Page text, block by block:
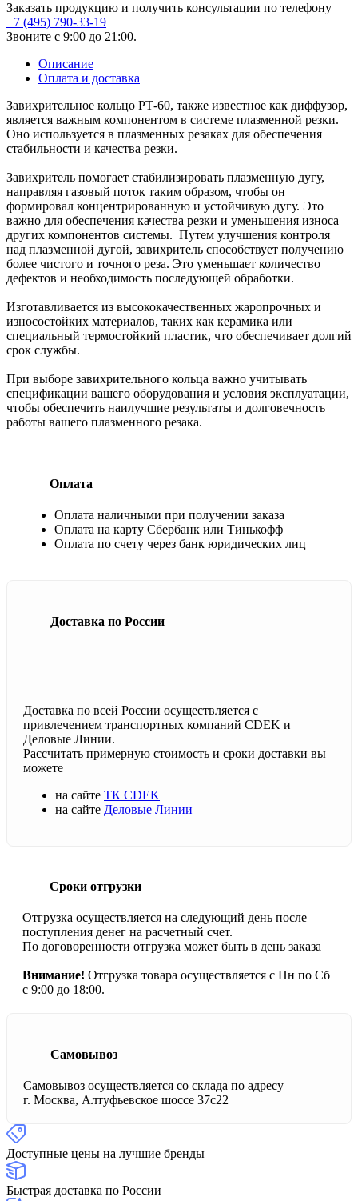
Заказать продукцию и получить консультации по телефону
+7 (495) 790-33-19
Звоните с 9:00 до 21:00.
Описание
Оплата и доставка
Завихрительное кольцо РТ-60, также известное как диффузор,
является важным компонентом в системе плазменной резки.
Оно используется в плазменных резаках для обеспечения
стабильности и качества резки.
Завихритель помогает стабилизировать плазменную дугу,
направляя газовый поток таким образом, чтобы он
формировал концентрированную и устойчивую дугу. Это
важно для обеспечения качества резки и уменьшения износа
других компонентов системы. Путем улучшения контроля
над плазменной дугой, завихритель способствует получению
более чистого и точного реза. Это уменьшает количество
дефектов и необходимость последующей обработки.
Изготавливается из высококачественных жаропрочных и
износостойких материалов, таких как керамика или
специальный термостойкий пластик, что обеспечивает долгий
срок службы.
При выборе завихрительного кольца важно учитывать
спецификации вашего оборудования и условия эксплуатации,
чтобы обеспечить наилучшие результаты и долговечность
работы вашего плазменного резака.
Оплата
Оплата наличными при получении заказа
Оплата на карту Сбербанк или Тинькофф
Оплата по счету через банк юридических лиц
Доставка по России
Доставка по всей России осуществляется с
привлечением транспортных компаний CDEK и
Деловые Линии.
Рассчитать примерную стоимость и сроки доставки вы
можете
на сайте ТК CDEK
на сайте Деловые Линии
Сроки отгрузки
Отгрузка осуществляется на следующий день после
поступления денег на расчетный счет.
По договоренности отгрузка может быть в день заказа
Внимание! Отгрузка товара осуществляется с Пн по Сб
с 9:00 до 18:00.
Самовывоз
Самовывоз осуществляется со склада по адресу
г. Москва, Алтуфьевское шоссе 37с22
Доступные цены на лучшие бренды
Быстрая доставка по России